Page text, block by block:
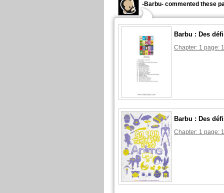
-Barbu- commented these
Barbu : Des
Chapter: 1 page:
Barbu : Des
Chapter: 1 page: